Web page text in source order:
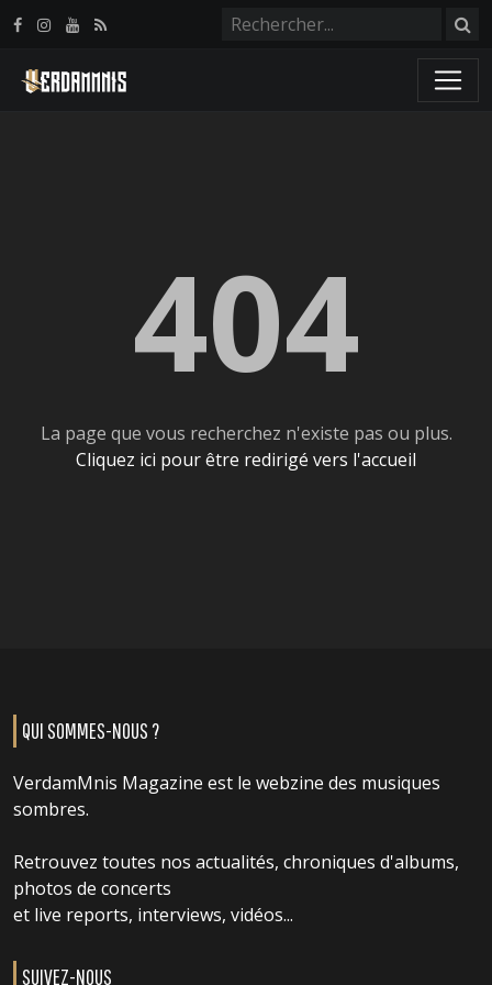
404
La page que vous recherchez n'existe pas ou plus.
Cliquez ici pour être redirigé vers l'accueil
QUI SOMMES-NOUS ?
VerdamMnis Magazine est le webzine des musiques
sombres.
Retrouvez toutes nos actualités, chroniques d'albums,
photos de concerts
et live reports, interviews, vidéos...
SUIVEZ-NOUS
Panneau de gestion des cookies